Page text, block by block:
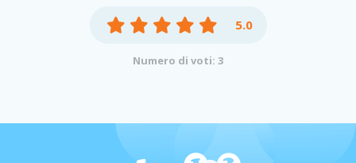
5.0
Numero di voti: 3